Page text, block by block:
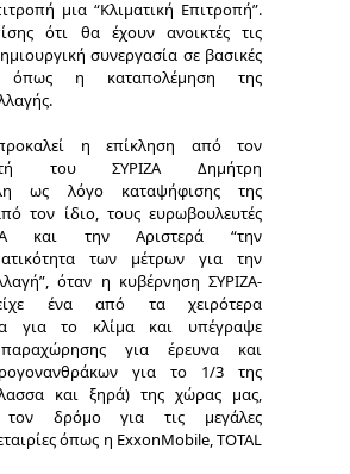
μια “Κλιματική Επιτροπή”.
ότι θα έχουν ανοικτές τις
συνεργασία σε βασικές
όπως η καταπολέμηση της
η επίκληση από τον
του ΣΥΡΙΖΑ Δημήτρη
ως λόγο καταψήφισης της
τον ίδιο, τους ευρωβουλευτές
και την Αριστερά “την
των μέτρων για την
όταν η κυβέρνηση ΣΥΡΙΖΑ-
ένα από τα χειρότερα
για το κλίμα και υπέγραψε
για έρευνα και
για το 1/3 της
και ξηρά) της χώρας μας,
τον δρόμο για τις μεγάλες
όπως η ExxonMobile, ΤΟΤΑL